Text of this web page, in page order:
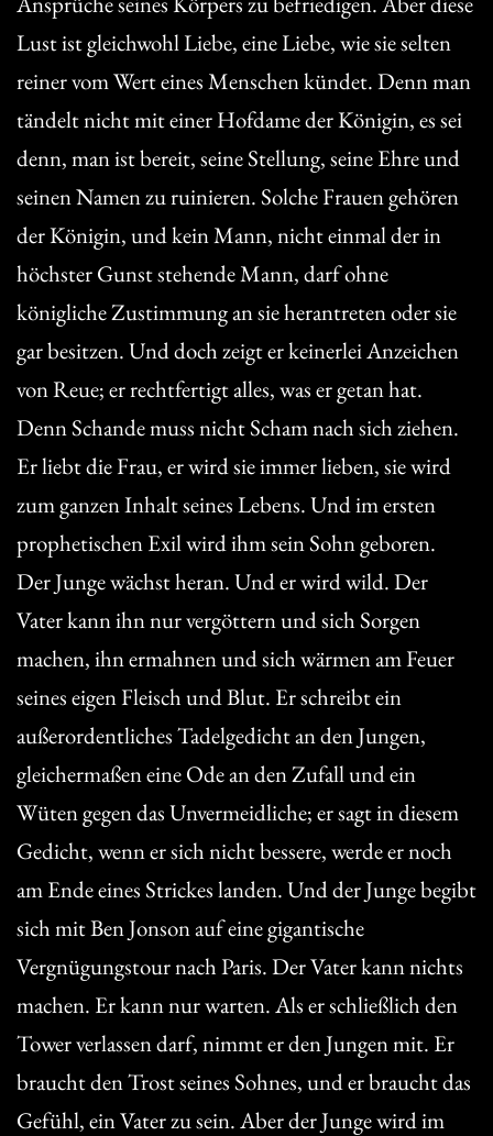
Lust ist gleichwohl Liebe, eine Liebe, wie sie selten
reiner vom Wert eines Menschen kündet. Denn man
tändelt nicht mit einer Hofdame der Königin, es sei
denn, man ist bereit, seine Stellung, seine Ehre und
seinen Namen zu ruinieren. Solche Frauen gehören
der Königin, und kein Mann, nicht einmal der in
höchster Gunst stehende Mann, darf ohne
königliche Zustimmung an sie herantreten oder sie
gar besitzen. Und doch zeigt er keinerlei Anzeichen
von Reue; er rechtfertigt alles, was er getan hat.
Denn Schande muss nicht Scham nach sich ziehen.
Er liebt die Frau, er wird sie immer lieben, sie wird
zum ganzen Inhalt seines Lebens. Und im ersten
prophetischen Exil wird ihm sein Sohn geboren.
Der Junge wächst heran. Und er wird wild. Der
Vater kann ihn nur vergöttern und sich Sorgen
machen, ihn ermahnen und sich wärmen am Feuer
seines eigen Fleisch und Blut. Er schreibt ein
außerordentliches Tadelgedicht an den Jungen,
gleichermaßen eine Ode an den Zufall und ein
Wüten gegen das Unvermeidliche; er sagt in diesem
Gedicht, wenn er sich nicht bessere, werde er noch
am Ende eines Strickes landen. Und der Junge begibt
sich mit Ben Jonson auf eine gigantische
Vergnügungstour nach Paris. Der Vater kann nichts
machen. Er kann nur warten. Als er schließlich den
Tower verlassen darf, nimmt er den Jungen mit. Er
braucht den Trost seines Sohnes, und er braucht das
Gefühl, ein Vater zu sein. Aber der Junge wird im